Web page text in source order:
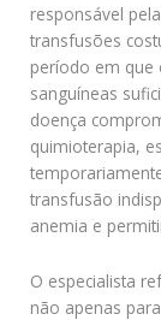
responsável
transfusões
período em que
sanguíneas
doença
quimioterapia,
transfusão
anemia e
O especialista
não apenas